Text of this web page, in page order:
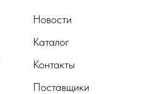
Новости
Каталог
Контакты
Поставщики